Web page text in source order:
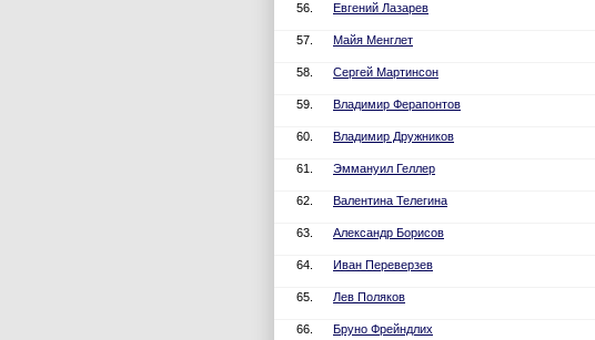
56. Евгений Лазарев
57. Майя Менглет
58. Сергей Мартинсон
59. Владимир Ферапонтов
60. Владимир Дружников
61. Эммануил Геллер
62. Валентина Телегина
63. Александр Борисов
64. Иван Переверзев
65. Лев Поляков
66. Бруно Фрейндлих